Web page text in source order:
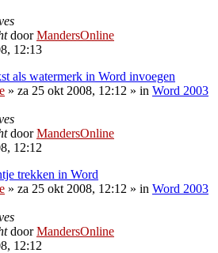
doorMandersOnline
12:13
als watermerk in Word invoegen
» za 25 okt 2008, 12:12 » in Word 2003
doorMandersOnline
12:12
trekken in Word
» za 25 okt 2008, 12:12 » in Word 2003
doorMandersOnline
12:12